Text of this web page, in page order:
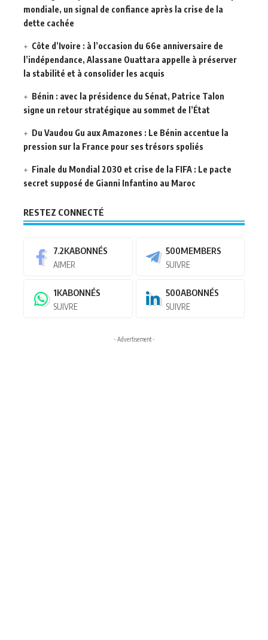
mondiale, un signal de confiance après la crise de la
dette cachée
Côte d’Ivoire : à l’occasion du 66e anniversaire de
l’indépendance, Alassane Ouattara appelle à préserver
la stabilité et à consolider les acquis
Bénin : avec la présidence du Sénat, Patrice Talon
signe un retour stratégique au sommet de l’État
Du Vaudou Gu aux Amazones : Le Bénin accentue la
pression sur la France pour ses trésors spoliés
Finale du Mondial 2030 et crise de la FIFA : Le pacte
secret supposé de Gianni Infantino au Maroc
RESTEZ CONNECTÉ
7.2KABONNÉS
AIMER
500MEMBERS
SUIVRE
1KABONNÉS
SUIVRE
500ABONNÉS
SUIVRE
- Advertisement -